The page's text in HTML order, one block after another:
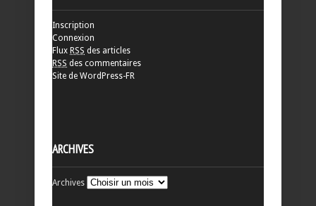
Inscription
Connexion
Flux RSS des articles
RSS des commentaires
Site de WordPress-FR
ARCHIVES
Archives